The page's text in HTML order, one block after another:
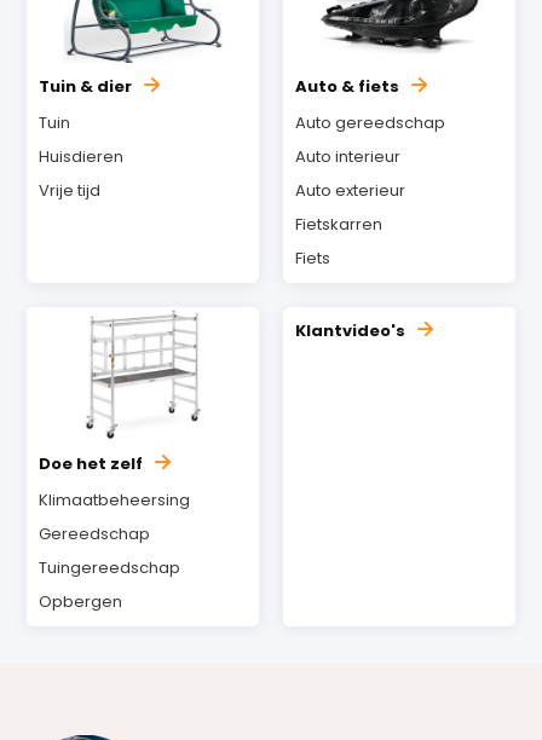
Tuin & dier
Tuin
Huisdieren
Vrije tijd
Auto & fiets
Auto gereedschap
Auto interieur
Auto exterieur
Fietskarren
Fiets
Doe het zelf
Klimaatbeheersing
Gereedschap
Tuingereedschap
Opbergen
Klantvideo's